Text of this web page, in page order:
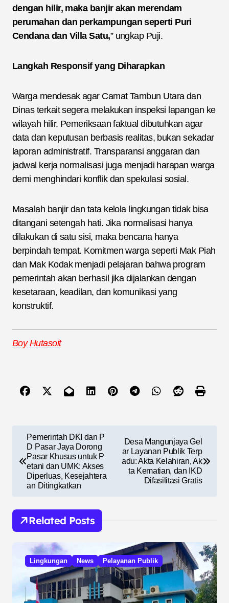
dengan hilir, maka banjir akan merendam
perumahan dan perkampungan seperti Puri
Cendana dan Villa Satu,” ungkap Puji.
Langkah Responsif yang Diharapkan
Warga mendesak agar Camat Tambun Utara dan
Dinas terkait segera melakukan inspeksi lapangan ke
wilayah hilir. Pemeriksaan faktual dibutuhkan agar
data dan keputusan berbasis realitas, bukan sekadar
laporan administratif. Transparansi anggaran dan
jadwal kerja normalisasi juga menjadi harapan warga
demi menghindari konflik dan spekulasi sosial.
Masalah banjir dan tata kelola lingkungan tidak bisa
ditangani setengah hati. Jika normalisasi hanya
dilakukan di satu sisi, maka bencana hanya
berpindah tempat. Komitmen warga seperti Mak Piah
dan Mak Kodak menjadi pelajaran bahwa program
pemerintah akan berhasil jika dijalankan dengan
kesetaraan, keadilan, dan komunikasi yang
konstruktif.
Boy Hutasoit
a
s
o
Pemerintah DKI dan P
D Pasar Jaya Dorong
Pasar Khusus untuk P
etani dan UMK: Akses
Diperluas, Kesejahtera
an Ditingkatkan
Desa Mangunjaya Gel
ar Layanan Publik Terp
adu: Akta Kelahiran, Ak
ta Kematian, dan IKD
Difasilitasi Gratis
Related Posts
Lingkungan News Pelayanan Publik